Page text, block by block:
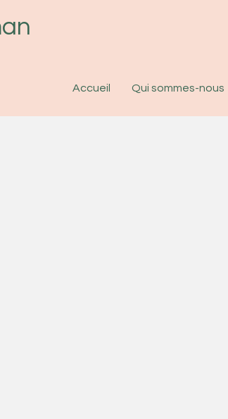
Accueil Qui sommes-nous